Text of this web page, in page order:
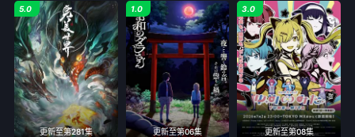
更新至第281集
5.0
更新至第06集
1.0
更新至第08集
3.0